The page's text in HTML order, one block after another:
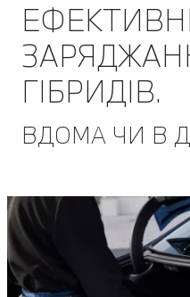
ГІБРИДІВ.
ВДОМА ЧИ В